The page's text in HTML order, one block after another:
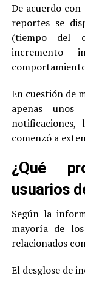
De acuerdo
reportes se
(tiempo del
incremento
En cuestión de
apenas
comenzó a
¿Qué
usuarios
Según la
mayoría de
relacionados
El desglose de